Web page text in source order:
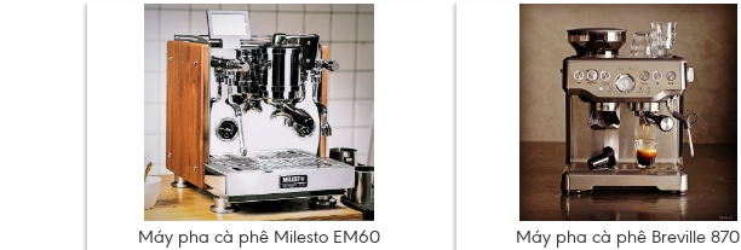
Máy pha cà phê Milesto EM60
Máy pha cà phê Breville 870